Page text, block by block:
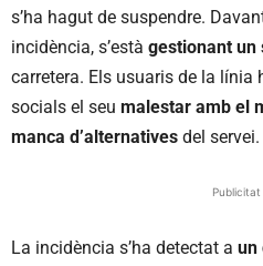
s’ha hagut de suspendre.
incidència, s’està gestionant un
carretera. Els usuaris de la línia
socials el seu malestar amb el
manca d’alternatives del servei.
Publicitat
La incidència s’ha detectat a un